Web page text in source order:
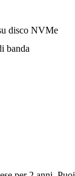
disco NVMe
banda